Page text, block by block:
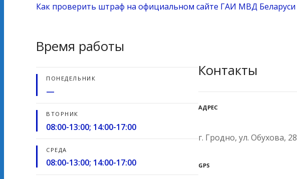
Как проверить штраф на официальном сайте ГАИ МВД Беларуси
Время работы
ПОНЕДЕЛЬНИК
—
ВТОРНИК
08:00-13:00; 14:00-17:00
СРЕДА
08:00-13:00; 14:00-17:00
Контакты
АДРЕС
г. Гродно, ул. Обухова, 28
GPS